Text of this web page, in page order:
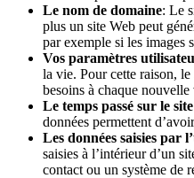
Le nom de domaine: Le
plus un site Web peut
par exemple si les images
Vos paramètres
la vie. Pour cette raison,
besoins à chaque nouvelle
Le temps passé sur le
données permettent
Les données saisies par
saisies à l’intérieur d’un
contact ou un système de